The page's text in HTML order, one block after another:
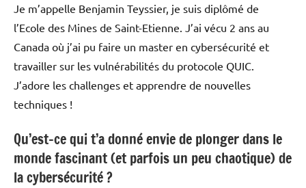
Je m’appelle Benjamin Teyssier, je suis diplômé de
l’Ecole des Mines de Saint-Etienne. J’ai vécu 2 ans au
Canada où j’ai pu faire un master en cybersécurité et
travailler sur les vulnérabilités du protocole QUIC.
J’adore les challenges et apprendre de nouvelles
techniques !
Qu’est-ce qui t’a donné envie de plonger dans le
monde fascinant (et parfois un peu chaotique) de
la cybersécurité ?